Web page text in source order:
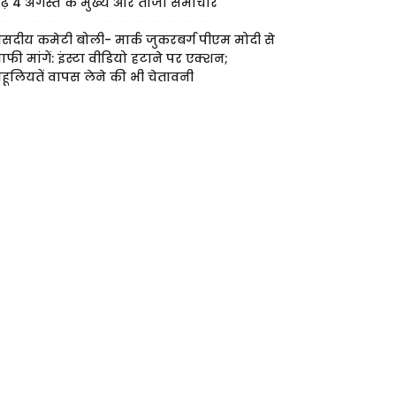
कमेटी बोली- मार्क जुकरबर्ग पीएम मोदी से
मांगें: इंस्टा वीडियो हटाने पर एक्शन;
वापस लेने की भी चेतावनी